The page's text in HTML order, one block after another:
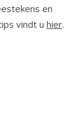
en
vindt u hier.